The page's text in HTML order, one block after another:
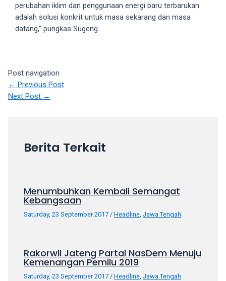
perubahan iklim dan penggunaan energi baru terbarukan
adalah solusi konkrit untuk masa sekarang dan masa
datang,” pungkas Sugeng.
Post navigation
← Previous Post
Next Post →
Berita Terkait
Menumbuhkan Kembali Semangat
Kebangsaan
Saturday, 23 September 2017/Headline,Jawa Tengah
Rakorwil Jateng Partai NasDem Menuju
Kemenangan Pemilu 2019
Saturday, 23 September 2017/Headline,Jawa Tengah